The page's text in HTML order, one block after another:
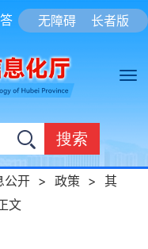
无障碍 长者版
搜索
公开 > 政策 > 其
文